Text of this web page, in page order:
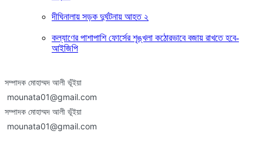
দীঘিনালায় সড়ক দুর্ঘটনায় আহত ২
কল্যাণের পাশাপাশি ফোর্সের শৃঙ্খলা কঠোরভাবে বজায় রাখতে হবে-
আইজিপি
সম্পাদক মোহাম্মদ আলী ভূঁইয়া
mounata01@gmail.com
সম্পাদক মোহাম্মদ আলী ভূঁইয়া
mounata01@gmail.com